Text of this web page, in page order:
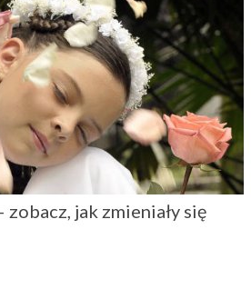
jak zmieniały się